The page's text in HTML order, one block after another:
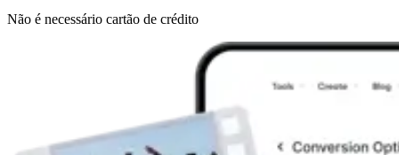
Não é necessário cartão de crédito